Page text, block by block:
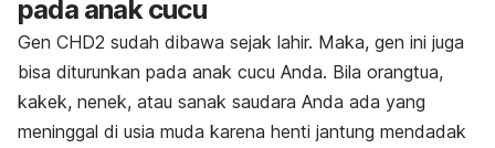
pada anak cucu
Gen CHD2 sudah dibawa sejak lahir. Maka, gen ini juga
bisa diturunkan pada anak cucu Anda. Bila orangtua,
kakek, nenek, atau sanak saudara Anda ada yang
meninggal di usia muda karena henti jantung mendadak